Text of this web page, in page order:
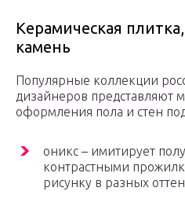
Керамическая
камень
Популярные коллекции
дизайнеров представляют
оформления пола и стен
оникс – имитирует
контрастными
рисунку в разных